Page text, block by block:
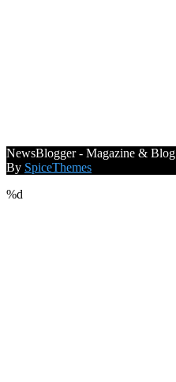
NewsBlogger - Magazine & Blog
By SpiceThemes
%d